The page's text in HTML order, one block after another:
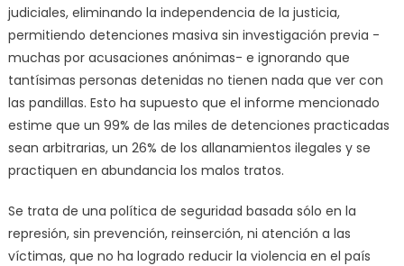
judiciales, eliminando la independencia de la justicia,
permitiendo detenciones masiva sin investigación previa -
muchas por acusaciones anónimas- e ignorando que
tantísimas personas detenidas no tienen nada que ver con
las pandillas. Esto ha supuesto que el informe mencionado
estime que un 99% de las miles de detenciones practicadas
sean arbitrarias, un 26% de los allanamientos ilegales y se
practiquen en abundancia los malos tratos.
Se trata de una política de seguridad basada sólo en la
represión, sin prevención, reinserción, ni atención a las
víctimas, que no ha logrado reducir la violencia en el país